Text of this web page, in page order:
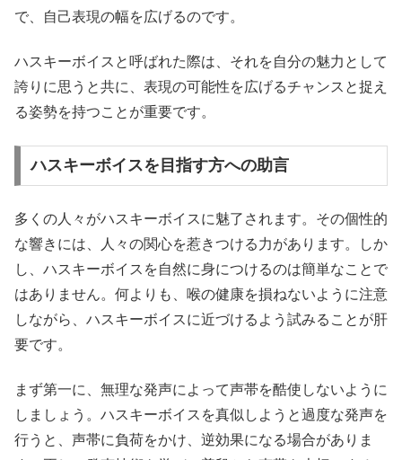
で、自己表現の幅を広げるのです。
ハスキーボイスと呼ばれた際は、それを自分の魅力として
誇りに思うと共に、表現の可能性を広げるチャンスと捉え
る姿勢を持つことが重要です。
ハスキーボイスを目指す方への助言
多くの人々がハスキーボイスに魅了されます。その個性的
な響きには、人々の関心を惹きつける力があります。しか
し、ハスキーボイスを自然に身につけるのは簡単なことで
はありません。何よりも、喉の健康を損ねないように注意
しながら、ハスキーボイスに近づけるよう試みることが肝
要です。
まず第一に、無理な発声によって声帯を酷使しないように
しましょう。ハスキーボイスを真似しようと過度な発声を
行うと、声帯に負荷をかけ、逆効果になる場合がありま